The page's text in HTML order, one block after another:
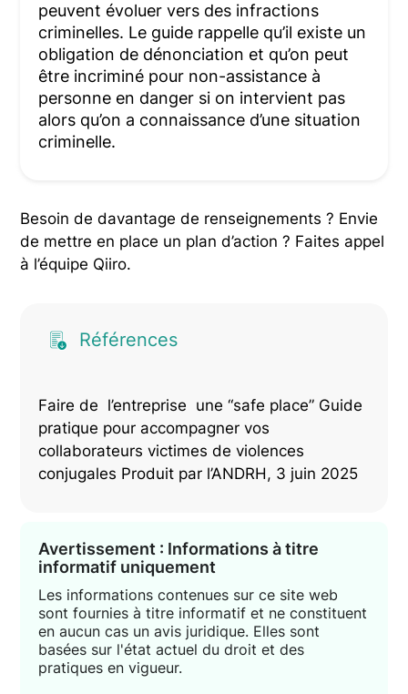
peuvent évoluer vers des infractions
criminelles. Le guide rappelle qu’il existe un
obligation de dénonciation et qu’on peut
être incriminé pour non-assistance à
personne en danger si on intervient pas
alors qu’on a connaissance d’une situation
criminelle.
Besoin de davantage de renseignements ? Envie
de mettre en place un plan d’action ? Faites appel
à l’équipe Qiiro.
Références
Faire de l’entreprise une “safe place” Guide
pratique pour accompagner vos
collaborateurs victimes de violences
conjugales Produit par l’ANDRH, 3 juin 2025
Avertissement : Informations à titre
informatif uniquement
Les informations contenues sur ce site web
sont fournies à titre informatif et ne constituent
en aucun cas un avis juridique. Elles sont
basées sur l'état actuel du droit et des
pratiques en vigueur.